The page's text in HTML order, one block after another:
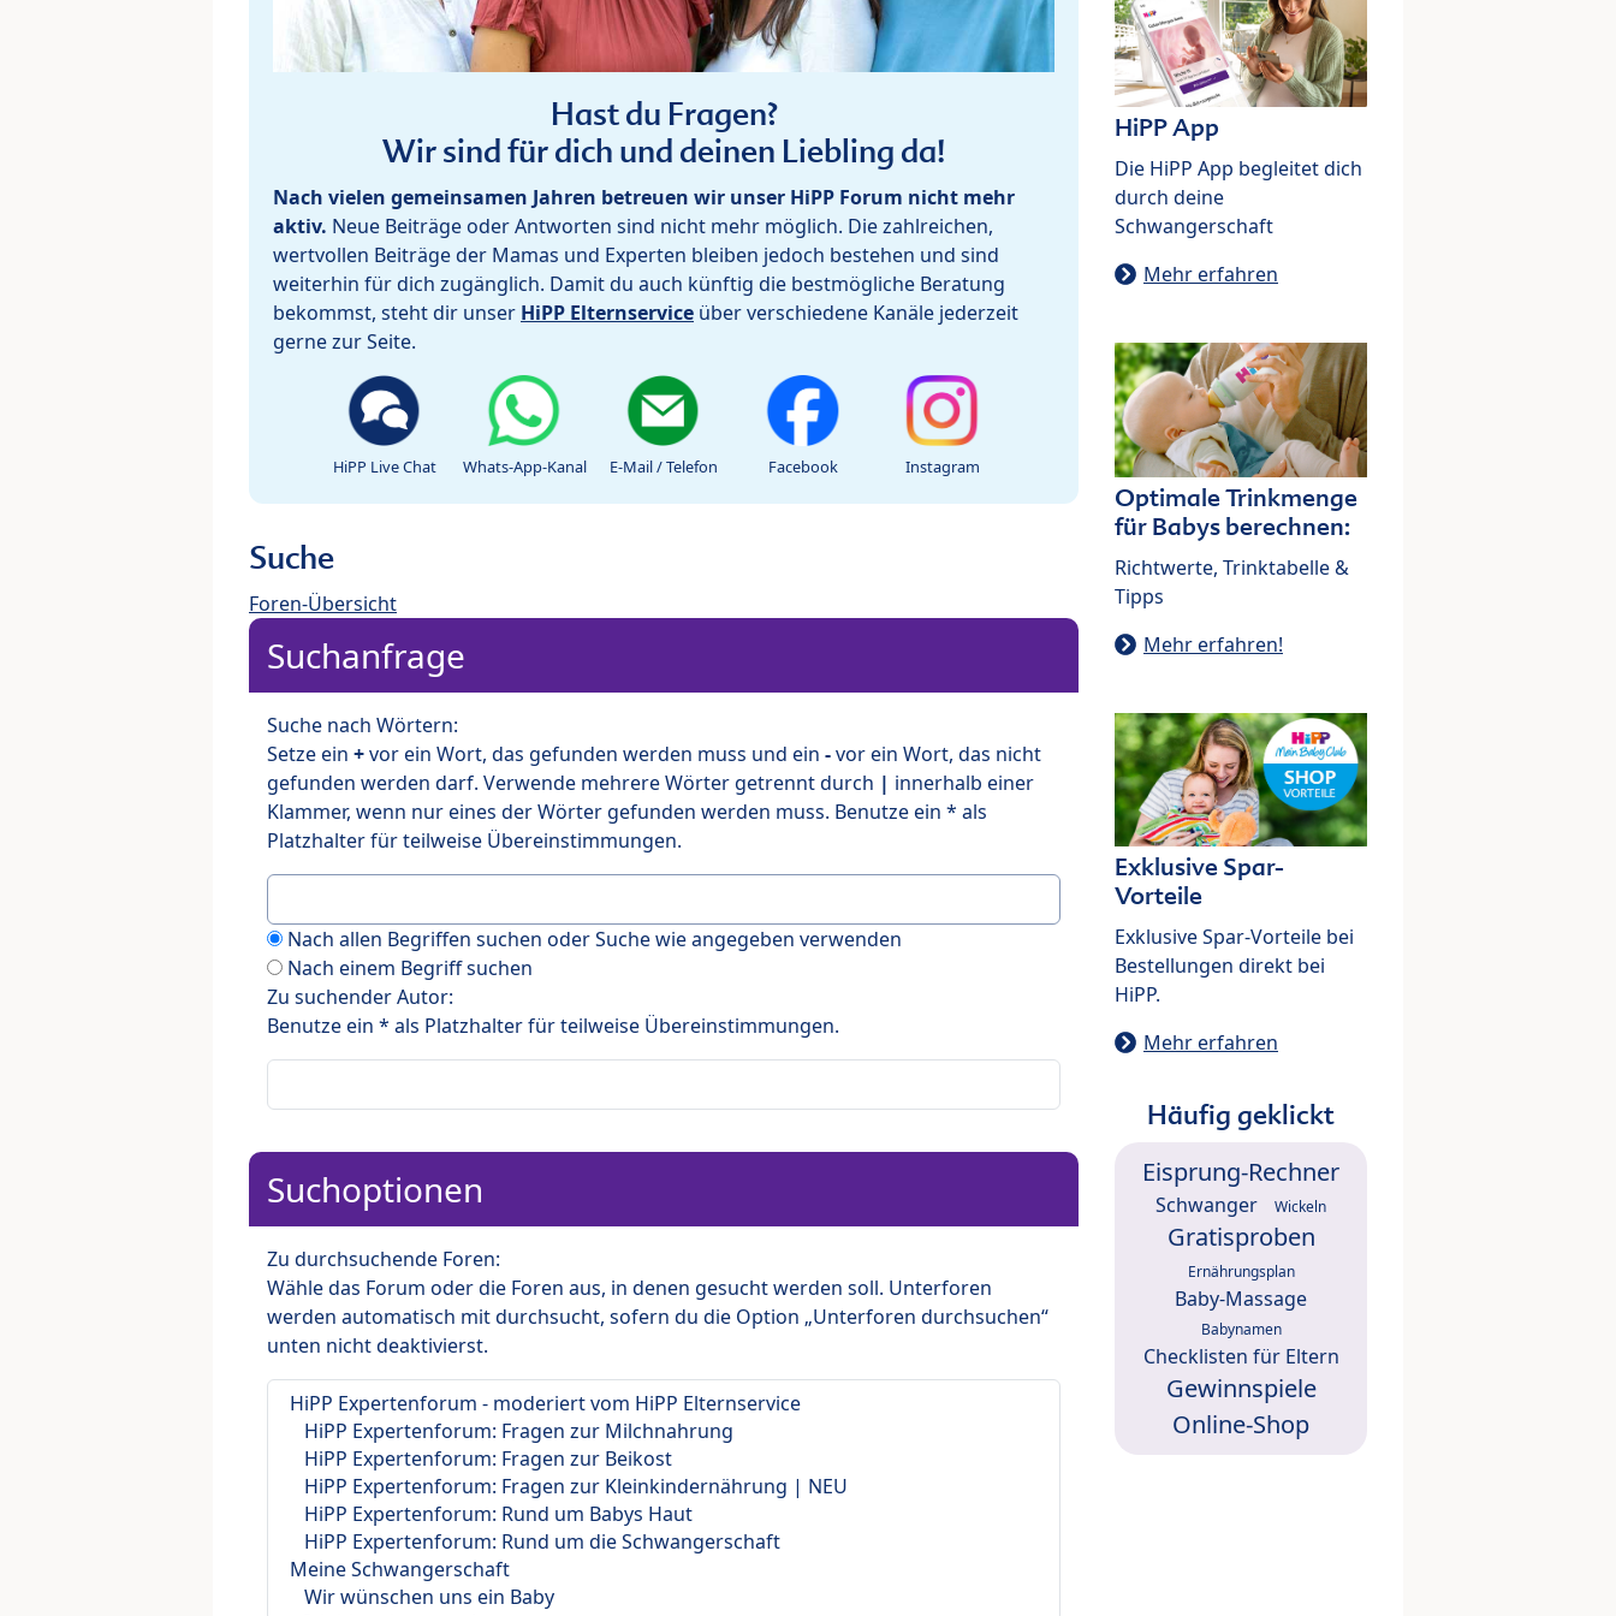
Hast du Fragen?
Wir sind für dich und deinen Liebling da!
Nach vielen gemeinsamen Jahren betreuen wir unser HiPP Forum nicht mehr
aktiv. Neue Beiträge oder Antworten sind nicht mehr möglich. Die zahlreichen,
wertvollen Beiträge der Mamas und Experten bleiben jedoch bestehen und sind
weiterhin für dich zugänglich. Damit du auch künftig die bestmögliche Beratung
bekommst, steht dir unser HiPP Elternservice über verschiedene Kanäle jederzeit
gerne zur Seite.
HiPP Live Chat Whats-App-Kanal E-Mail / Telefon Facebook Instagram
Suche
Foren-Übersicht
Suchanfrage
Suche nach Wörtern:
Setze ein +vor ein Wort, das gefunden werden muss und ein -vor ein Wort, das nicht
gefunden werden darf. Verwende mehrere Wörter getrennt durch | innerhalb einer
Klammer, wenn nur eines der Wörter gefunden werden muss. Benutze ein * als
Platzhalter für teilweise Übereinstimmungen.
Nach allen Begriffen suchen oder Suche wie angegeben verwenden
Nach einem Begriff suchen
Zu suchender Autor:
Benutze ein * als Platzhalter für teilweise Übereinstimmungen.
Suchoptionen
Zu durchsuchende Foren:
Wähle das Forum oder die Foren aus, in denen gesucht werden soll. Unterforen
werden automatisch mit durchsucht, sofern du die Option „Unterforen durchsuchen“
unten nicht deaktivierst.
HiPP App
Die HiPP App begleitet dich
durch deine
Schwangerschaft
Mehr erfahren
Optimale Trinkmenge
für Babys berechnen:
Richtwerte, Trinktabelle &
Tipps
Mehr erfahren!
Exklusive Spar-
Vorteile
Exklusive Spar-Vorteile bei
Bestellungen direkt bei
HiPP.
Mehr erfahren
Häufig geklickt
Eisprung-Rechner
Schwanger Wickeln
Gratisproben
Ernährungsplan
Baby-Massage
Babynamen
Checklisten für Eltern
Gewinnspiele
Online-Shop